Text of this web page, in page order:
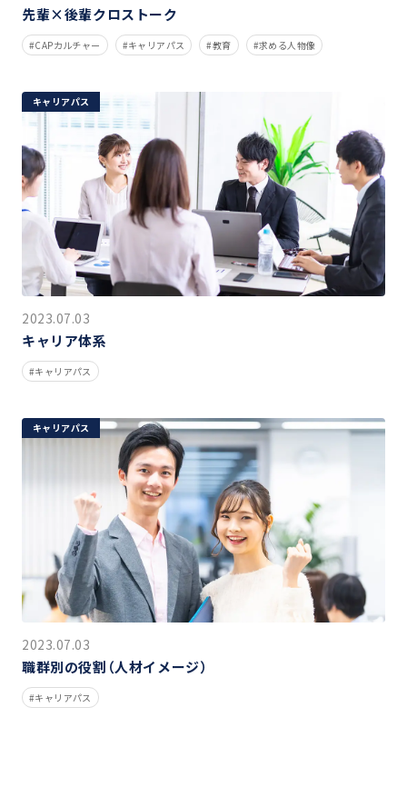
先輩×後輩クロストーク
CAPカルチャー キャリアパス 教育 求める人物像
キャリアパス
2023.07.03
キャリア体系
キャリアパス
キャリアパス
2023.07.03
職群別の役割（人材イメージ）
キャリアパス